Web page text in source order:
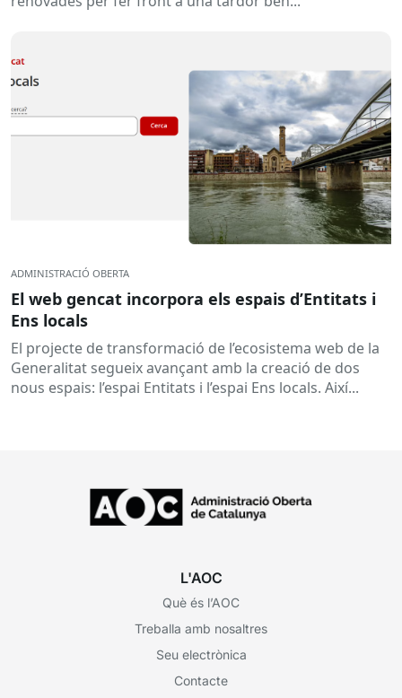
ADMINISTRACIÓ OBERTA
El web gencat incorpora els espais d’Entitats i
Ens locals
El projecte de transformació de l’ecosistema web de la
Generalitat segueix avançant amb la creació de dos
nous espais: l’espai Entitats i l’espai Ens locals. Així...
L'AOC
Què és l’AOC
Treballa amb nosaltres
Seu electrònica
Contacte